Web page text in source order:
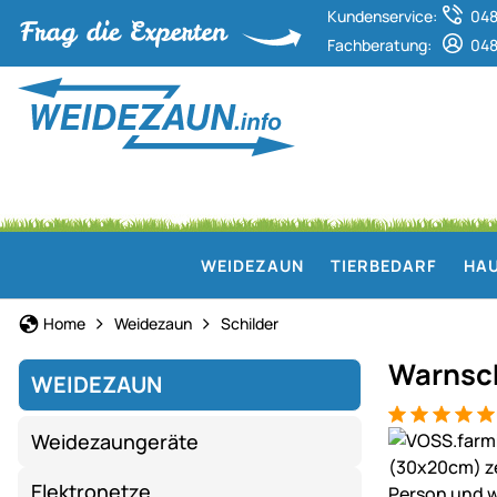
Kundenservice:
Fachberatung:
WEIDEZAUN TIERBEDARF
Home Weidezaun Schilder
WEIDEZAUN
Weidezaungeräte
Elektronetze
Bewertung:
4